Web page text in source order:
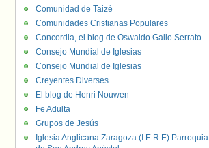
Comunidad de Taizé
Comunidades Cristianas Populares
Concordia, el blog de Oswaldo Gallo Serrato
Consejo Mundial de Iglesias
Consejo Mundial de Iglesias
Creyentes Diverses
El blog de Henri Nouwen
Fe Adulta
Grupos de Jesús
Iglesia Anglicana Zaragoza (I.E.R.E) Parroquia